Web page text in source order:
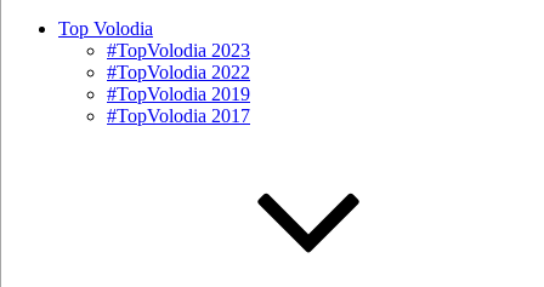
Top Volodia
#TopVolodia 2023
#TopVolodia 2022
#TopVolodia 2019
#TopVolodia 2017